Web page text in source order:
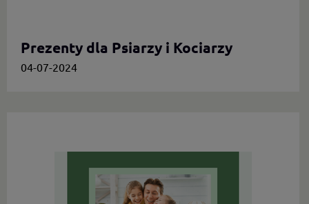
Prezenty dla Psiarzy i Kociarzy
04-07-2024